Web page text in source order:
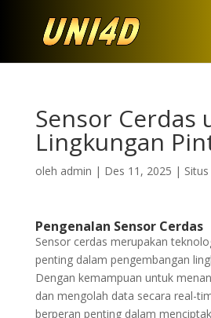
Sensor Cerdas
Lingkungan
oleh admin | Des 11, 2025 |
Pengenalan Sensor Cerdas
Sensor cerdas merupakan
penting dalam pengembangan
Dengan kemampuan untuk
dan mengolah data secara real-
berperan penting dalam